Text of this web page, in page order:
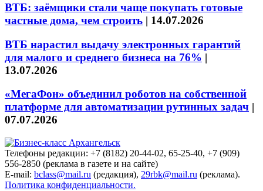
ВТБ: заёмщики стали чаще покупать готовые
частные дома, чем строить | 14.07.2026
ВТБ нарастил выдачу электронных гарантий
для малого и среднего бизнеса на 76% |
13.07.2026
«МегаФон» объединил роботов на собственной
платформе для автоматизации рутинных задач |
07.07.2026
Телефоны редакции: +7 (8182) 20-44-02, 65-25-40, +7 (909)
556-2850 (реклама в газете и на сайте)
E-mail: bclass@mail.ru (редакция), 29rbk@mail.ru (реклама).
Политика конфиденциальности.